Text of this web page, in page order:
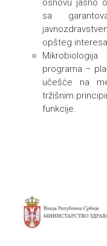
osnovu jasno
sa
opšteg
programa –
učešće na
tržišnim
funkcije.